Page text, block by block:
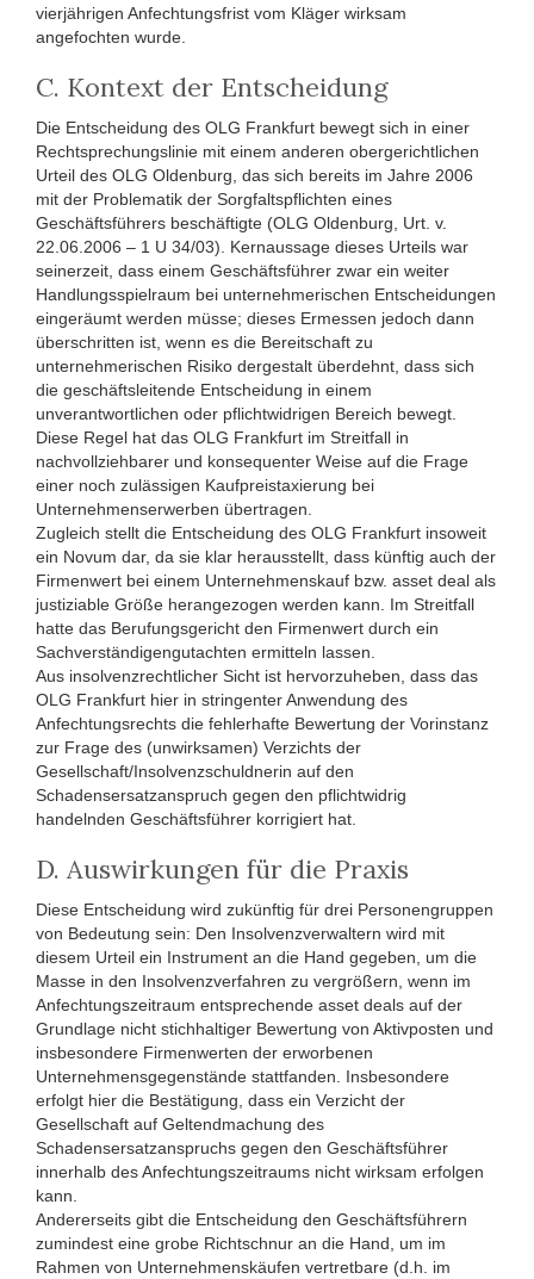
vierjährigen Anfechtungsfrist vom Kläger wirksam
angefochten wurde.
C. Kontext der Entscheidung
Die Entscheidung des OLG Frankfurt bewegt sich in einer
Rechtsprechungslinie mit einem anderen obergerichtlichen
Urteil des OLG Oldenburg, das sich bereits im Jahre 2006
mit der Problematik der Sorgfaltspflichten eines
Geschäftsführers beschäftigte (OLG Oldenburg, Urt. v.
22.06.2006 – 1 U 34/03). Kernaussage dieses Urteils war
seinerzeit, dass einem Geschäftsführer zwar ein weiter
Handlungsspielraum bei unternehmerischen Entscheidungen
eingeräumt werden müsse; dieses Ermessen jedoch dann
überschritten ist, wenn es die Bereitschaft zu
unternehmerischen Risiko dergestalt überdehnt, dass sich
die geschäftsleitende Entscheidung in einem
unverantwortlichen oder pflichtwidrigen Bereich bewegt.
Diese Regel hat das OLG Frankfurt im Streitfall in
nachvollziehbarer und konsequenter Weise auf die Frage
einer noch zulässigen Kaufpreistaxierung bei
Unternehmenserwerben übertragen.
Zugleich stellt die Entscheidung des OLG Frankfurt insoweit
ein Novum dar, da sie klar herausstellt, dass künftig auch der
Firmenwert bei einem Unternehmenskauf bzw. asset deal als
justiziable Größe herangezogen werden kann. Im Streitfall
hatte das Berufungsgericht den Firmenwert durch ein
Sachverständigengutachten ermitteln lassen.
Aus insolvenzrechtlicher Sicht ist hervorzuheben, dass das
OLG Frankfurt hier in stringenter Anwendung des
Anfechtungsrechts die fehlerhafte Bewertung der Vorinstanz
zur Frage des (unwirksamen) Verzichts der
Gesellschaft/Insolvenzschuldnerin auf den
Schadensersatzanspruch gegen den pflichtwidrig
handelnden Geschäftsführer korrigiert hat.
D. Auswirkungen für die Praxis
Diese Entscheidung wird zukünftig für drei Personengruppen
von Bedeutung sein: Den Insolvenzverwaltern wird mit
diesem Urteil ein Instrument an die Hand gegeben, um die
Masse in den Insolvenzverfahren zu vergrößern, wenn im
Anfechtungszeitraum entsprechende asset deals auf der
Grundlage nicht stichhaltiger Bewertung von Aktivposten und
insbesondere Firmenwerten der erworbenen
Unternehmensgegenstände stattfanden. Insbesondere
erfolgt hier die Bestätigung, dass ein Verzicht der
Gesellschaft auf Geltendmachung des
Schadensersatzanspruchs gegen den Geschäftsführer
innerhalb des Anfechtungszeitraums nicht wirksam erfolgen
kann.
Andererseits gibt die Entscheidung den Geschäftsführern
zumindest eine grobe Richtschnur an die Hand, um im
Rahmen von Unternehmenskäufen vertretbare (d.h. im